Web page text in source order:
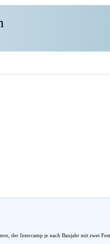
der Intercamp je nach Baujahr mit zwei